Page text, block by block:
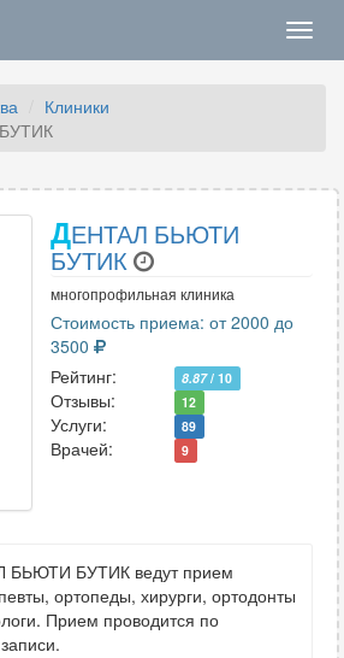
Клиники
ДЕНТАЛ БЬЮТИ
БУТИК
многопрофильная клиника
Стоимость приема: от 2000 до
3500
Рейтинг:
8.87/ 10
Отзывы: 12
Услуги: 89
Врачей: 9
БЬЮТИ БУТИК ведут прием
ортопеды, хирурги, ортодонты
Прием проводится по